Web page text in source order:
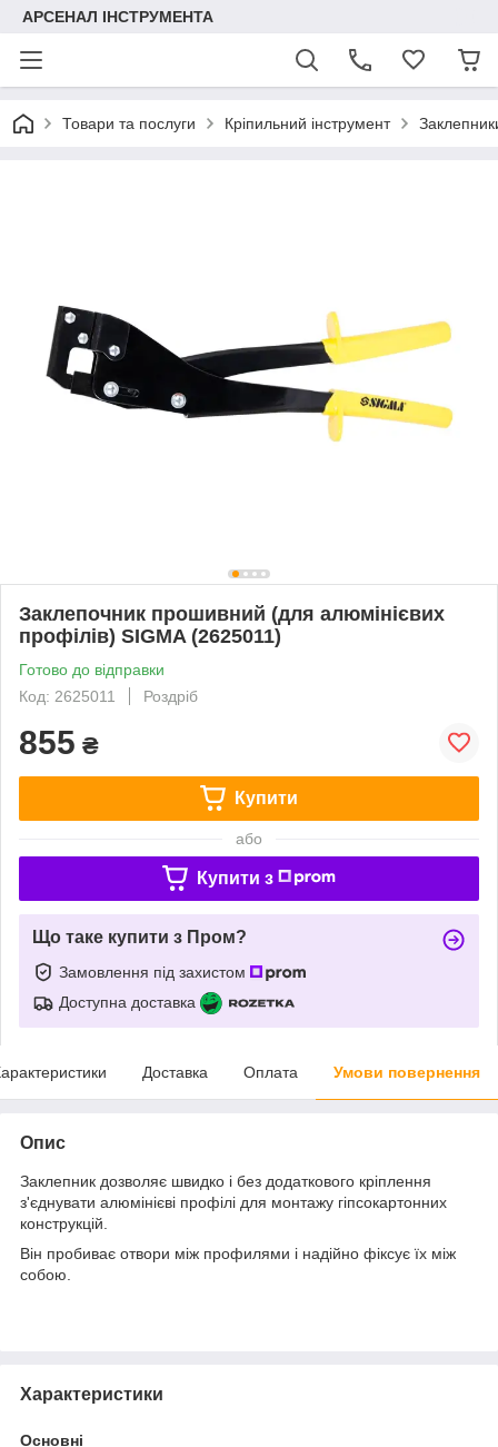
АРСЕНАЛ ІНСТРУМЕНТА
Товари та послуги Кріпильний інструмент
Заклепочник прошивний (для алюмінієвих
профілів) SIGMA (2625011)
Готово до відправки
Код: 2625011
Роздріб
855 ₴
Купити
або
Купити з
Що таке купити з Пром?
Замовлення під захистом
Доступна доставка
Доставка Оплата Умови повернення
Опис
Заклепник дозволяє швидко і без додаткового кріплення
з'єднувати алюмінієві профілі для монтажу гіпсокартонних
конструкцій.
Він пробиває отвори між профилями і надійно фіксує їх між
собою.
Характеристики
Основні